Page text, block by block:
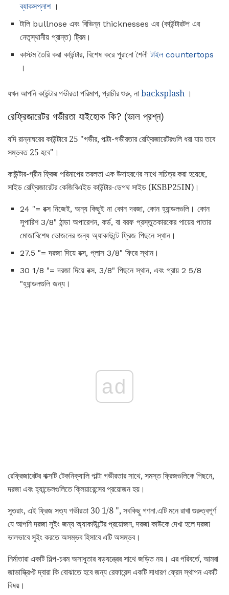
ব্যাকসপ্লাশ।
টালি bullnose এবং বিভিন্ন thicknesses এর (কাউন্টারটপ এর
নেতৃস্থানীয় প্রান্ত) ট্রিম।
কাস্টম তৈরি করা কাউন্টার, বিশেষ করে পুরানো শৈলীটাইল countertops
।
যখন আপনি কাউন্টার গভীরতা পরিমাপ, প্রাচীর শুরু, না backsplash ।
রেফ্রিজারেটর গভীরতা যাইহোক কি? (ভাল প্রশ্ন)
যদি রান্নাঘরের কাউন্টারে 25 "গভীর, পাল্টা-গভীরতার রেফ্রিজারেটরগুলি ধরা যায় তবে
সম্ভবত 25 হবে"।
কাউন্টার-গ্রীন ফ্রিজ পরিমাপের তরলতা এক উদাহরণের সাথে সচিত্র করা হয়েছে,
সাইড রেফ্রিজারেটর কেজিবিএইড কাউন্টার-ডেপথ সাইড (KSBP25IN)।
24 "= বক্স নিজেই, অন্য কিছুই না কোন দরজা, কোন হ্যান্ডলগুলি। কোন
সুপারিশ 3/8" ঠান্ডা অপারেশন, কর্ড, বা বরফ প্রস্তুতকারকের পায়ের পাতার
মোজাবিশেষ ভোজনের জন্য অ্যাকাউন্টে ফ্রিজ পিছনে স্থান।
27.5 "= দরজা দিয়ে বক্স, প্লাস 3/8" ফিরে স্থান।
30 1/8 "= দরজা দিয়ে বক্স, 3/8" পিছনে স্থান, এবং প্রায় 2 5/8
"হ্যান্ডলগুলি জন্য।
ad
রেফ্রিজারেটর বাক্সটি টেকনিক্যালি পাল্টা গভীরতার সাথে, সমস্ত ফ্রিজগুলিকে পিছনে,
দরজা এবং হ্যান্ডেলগুলিতে ক্লিয়ারেন্সের প্রয়োজন হয়।
সুতরাং, এই ফ্রিজ সত্য গভীরতা 30 1/8 ", সবকিছু গণনা.এটি মনে রাখা গুরুত্বপূর্ণ
যে আপনি দরজা সুইং জন্য অ্যাকাউন্টের প্রয়োজন, দরজা কাউকে দেখা হলে দরজা
ভালভাবে সুইং করতে অসম্ভব হিসাবে এটি অসম্ভব।
নির্মাতারা একটি শিল্প-চরম অসাধুতার ষড়যন্ত্রের সাথে জড়িত নয়। এর পরিবর্তে, আমরা
জাভাস্ক্রিপ্ট দ্বারা কি বোঝাতে হবে জন্য রেফারেন্স একটি সাধারণ ফ্রেম স্থাপন একটি
বিষয়।